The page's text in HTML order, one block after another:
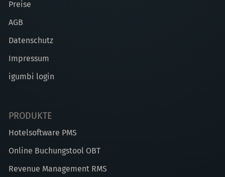
Preise
AGB
Datenschutz
Impressum
igumbi login
PRODUKTE
Hotelsoftware PMS
Online Buchungstool OBT
Revenue Management RMS